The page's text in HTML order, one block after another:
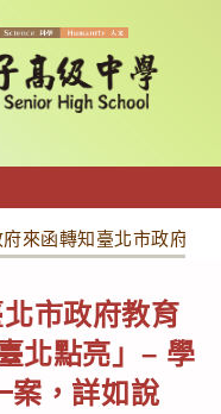
來函轉知臺北市政府教
市政府教育
北點亮」– 學
案，詳如說